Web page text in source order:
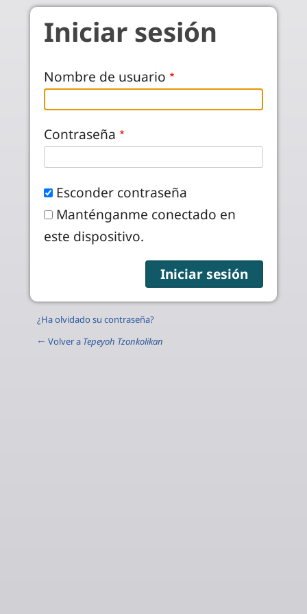
Pasar al contenido principal
Iniciar sesión
Nombre de usuario
Contraseña
Esconder contraseña
Manténganme conectado en
este dispositivo.
¿Ha olvidado su contraseña?
← Volver a Tepeyoh Tzonkolikan